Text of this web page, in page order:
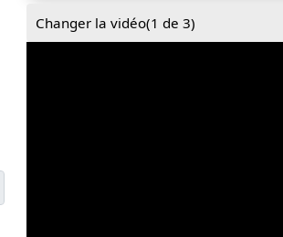
Changer la vidéo(1 de 3)